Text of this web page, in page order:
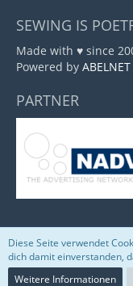
SEWING IS
Made with ♥ since
Powered by ABELNET
PARTNER
Diese Seite verwendet
dich damit einverstanden,
Weitere Informationen